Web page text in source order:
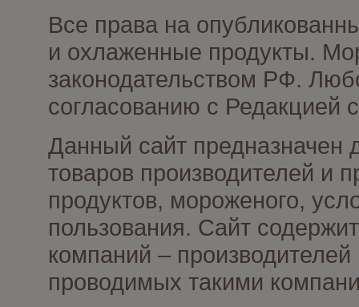
Все права на
и охлаженные продукты.
законодательством РФ.
согласованию с Редакцией
Данный сайт предназначен
товаров производителей и
продуктов, мороженого,
пользования. Сайт
компаний –
проводимых такими